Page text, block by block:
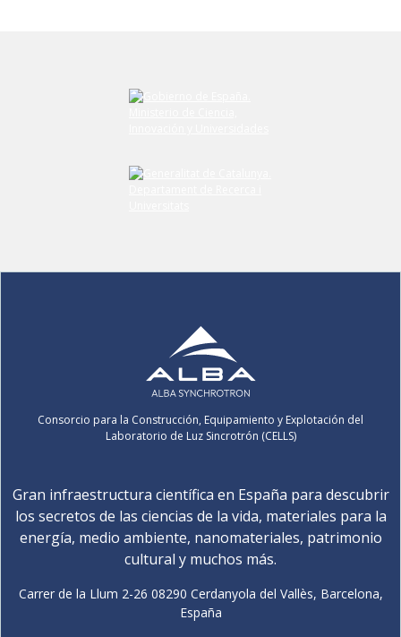
Consorcio para la Construcción, Equipamiento y Explotación del
Laboratorio de Luz Sincrotrón (CELLS)
Gran infraestructura científica en España para descubrir
los secretos de las ciencias de la vida, materiales para la
energía, medio ambiente, nanomateriales, patrimonio
cultural y muchos más.
Carrer de la Llum 2-26 08290 Cerdanyola del Vallès, Barcelona,
España